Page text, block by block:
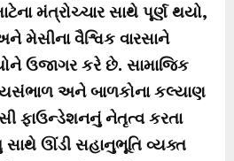
મંત્રોચ્ચાર સાથે પૂર્ણ થયો,
મેસીના વૈશ્વિક વારસાને
ઉજાગર કરે છે. સામાજિક
અને બાળકોના કલ્યાણ
ફાઉન્ડેશનનું નેતૃત્વ કરતા
સાથે ઊંડી સહાનુભૂતિ વ્યક્ત